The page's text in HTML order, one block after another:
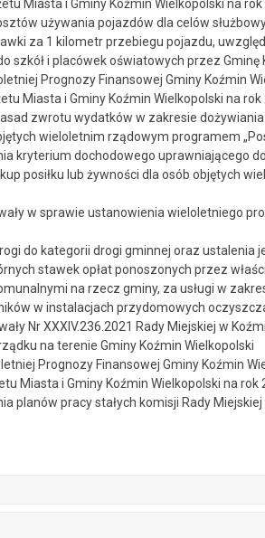
Miasta i Gminy Koźmin Wielkopolski na rok
używania pojazdów dla celów
za 1 kilometr przebiegu pojazdu,
szkół i placówek oświatowych przez Gminę
Prognozy Finansowej Gminy Koźmin
Miasta i Gminy Koźmin Wielkopolski na rok
zwrotu wydatków w zakresie
wieloletnim rządowym programem
kryterium dochodowego uprawniającego
posiłku lub żywności dla osób objętych
w sprawie ustanowienia wieloletniego
do kategorii drogi gminnej oraz ustalenia
stawek opłat ponoszonych przez
na rzecz gminy, za usługi w
w instalacjach przydomowych
Nr XXXIV.236.2021 Rady Miejskiej w
na terenie Gminy Koźmin Wielkopolski
Prognozy Finansowej Gminy Koźmin
Miasta i Gminy Koźmin Wielkopolski na rok
planów pracy stałych komisji Rady